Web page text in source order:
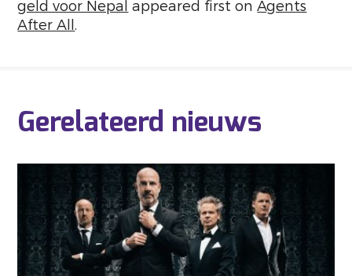
geld voor Nepal appeared first onAgents
After All.
Gerelateerd nieuws